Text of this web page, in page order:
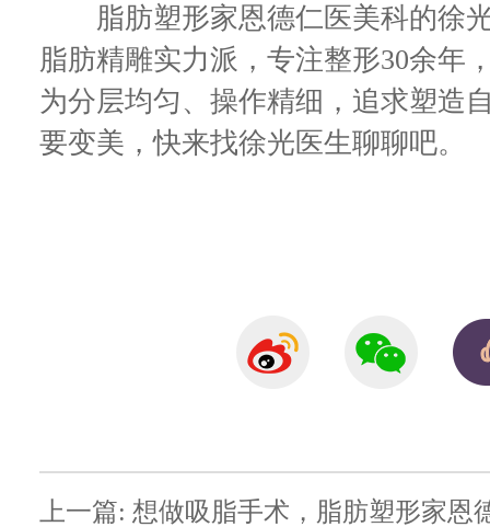
脂肪塑形家恩德仁医美科的徐光
脂肪精雕实力派，专注整形30余年
为分层均匀、操作精细，追求塑造
要变美，快来找徐光医生聊聊吧。
上一篇: 想做吸脂手术，脂肪塑形家恩